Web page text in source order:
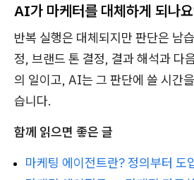
AI가 마케터를 대체하게 되나
반복 실행은 대체되지만 판단은 남
정, 브랜드 톤 결정, 결과 해석과 다
의 일이고, AI는 그 판단에 쓸 시간
습니다.
함께 읽으면 좋은 글
마케팅 에이전트란? 정의부터 도